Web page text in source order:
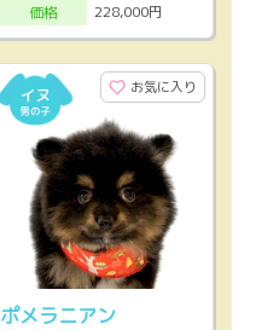
価格
228,000円
お気に入り
ポメラニアン